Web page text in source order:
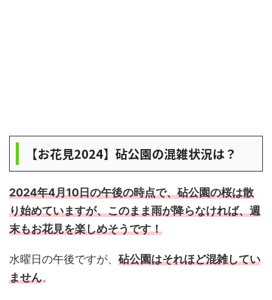
【お花見2024】砧公園の混雑状況は？
2024年4月10日の午後の時点で、砧公園の桜は散
り始めていますが、このまま雨が降らなければ、週
末もお花見を楽しめそうです！
水曜日の午後ですが、砧公園はそれほど混雑してい
ません。